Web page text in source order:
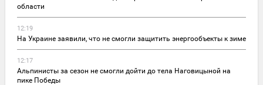
области
12:19
На Украине заявили, что не смогли защитить энергообъекты к зиме
12:17
Альпинисты за сезон не смогли дойти до тела Наговицыной на
пике Победы